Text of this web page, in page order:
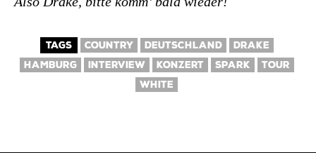
TAGS COUNTRY DEUTSCHLAND
DRAKE
HAMBURG
INTERVIEW KONZERT SPARK
TOUR
WHITE